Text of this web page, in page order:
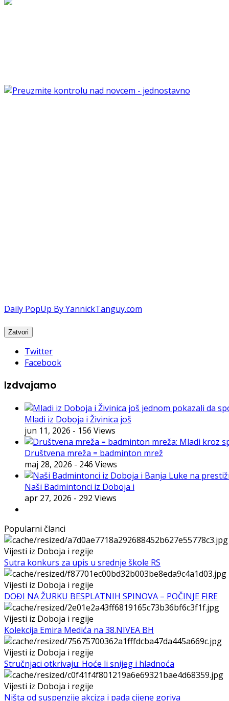
Daily PopUp By YannickTanguy.com
Twitter
Facebook
Izdvajamo
Mladi iz Doboja i Živinica još
jun 11, 2026 - 156 Views
Društvena mreža = badminton mrež
maj 28, 2026 - 246 Views
Naši Badmintonci iz Doboja i
apr 27, 2026 - 292 Views
Popularni članci
Vijesti iz Doboja i regije
Sutra konkurs za upis u srednje škole RS
Vijesti iz Doboja i regije
DOĐI NA ŽURKU BESPLATNIH SPINOVA – POČINJE FIRE
Vijesti iz Doboja i regije
Kolekcija Emira Medića na 38.NIVEA BH
Vijesti iz Doboja i regije
Stručnjaci otkrivaju: Hoće li snijeg i hladnoća
Vijesti iz Doboja i regije
Ništa od suspenzije akciza i pada cijene goriva